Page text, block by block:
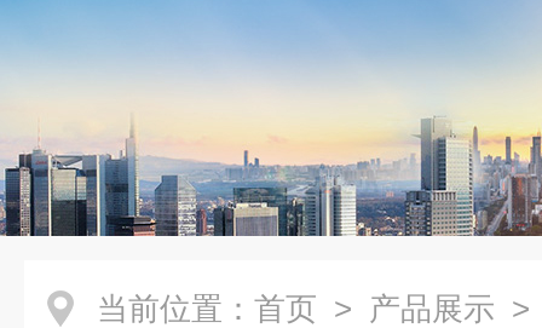
当前位置： 首页 > 产品展示